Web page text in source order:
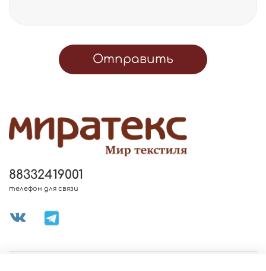
Отправить
88332419001
телефон для связи